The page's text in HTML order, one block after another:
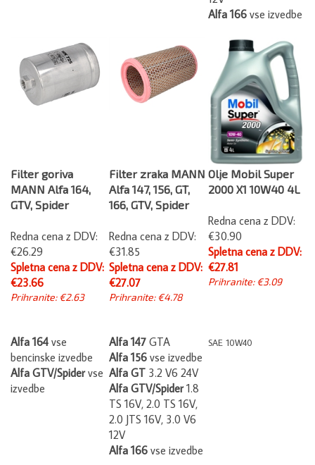
Alfa 166
vse izvedbe
Filter goriva
MANN Alfa 164,
GTV, Spider
Redna cena z DDV:
€26.29
Spletna cena z DDV:
€23.66
Prihranite: €2.63
Filter zraka MANN
Alfa 147, 156, GT,
166, GTV, Spider
Redna cena z DDV:
€31.85
Spletna cena z DDV:
€27.07
Prihranite: €4.78
Olje Mobil Super
2000 X1 10W40 4L
Redna cena z DDV:
€30.90
Spletna cena z DDV:
€27.81
Prihranite: €3.09
Alfa 164
bencinske izvedbe
Alfa GTV/Spider
izvedbe
Alfa 147 GTA
Alfa 156 vse izvedbe
Alfa GT 3.2 V6 24V
Alfa GTV/Spider 1.8
TS 16V, 2.0 TS 16V,
2.0 JTS 16V, 3.0 V6
12V
Alfa 166 vse izvedbe